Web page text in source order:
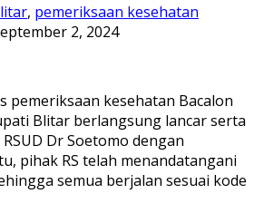
, pemeriksaan kesehatan
2, 2024
pemeriksaan kesehatan Bacalon
Blitar berlangsung lancar serta
Dr Soetomo dengan
pihak RS telah menandatangani
semua berjalan sesuai kode